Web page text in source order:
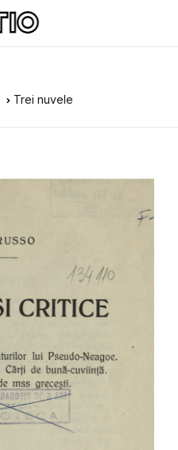
Trei nuvele